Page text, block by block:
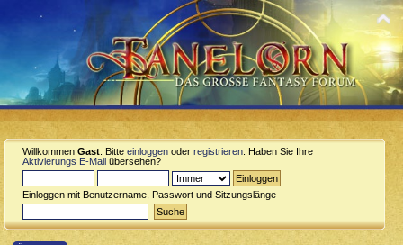
Willkommen Gast . Bitte einloggen oder registrieren . Haben Sie Ihre
Aktivierungs E-Mail übersehen?
Einloggen mit Benutzername, Passwort und Sitzungslänge